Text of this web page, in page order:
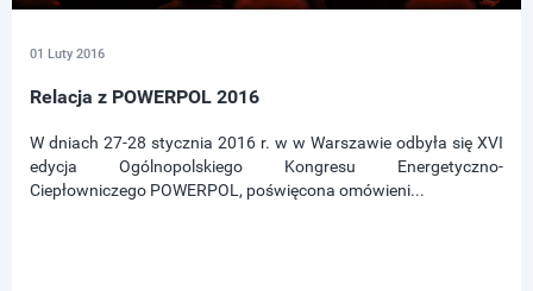
01 Luty 2016
Relacja z POWERPOL 2016
W dniach 27-28 stycznia 2016 r. w w Warszawie odbyła się XVI
edycja Ogólnopolskiego Kongresu Energetyczno-
Ciepłowniczego POWERPOL, poświęcona omówieni...